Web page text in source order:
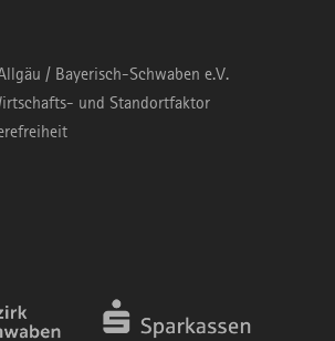
/ Bayerisch-Schwaben e.V.
und Standortfaktor